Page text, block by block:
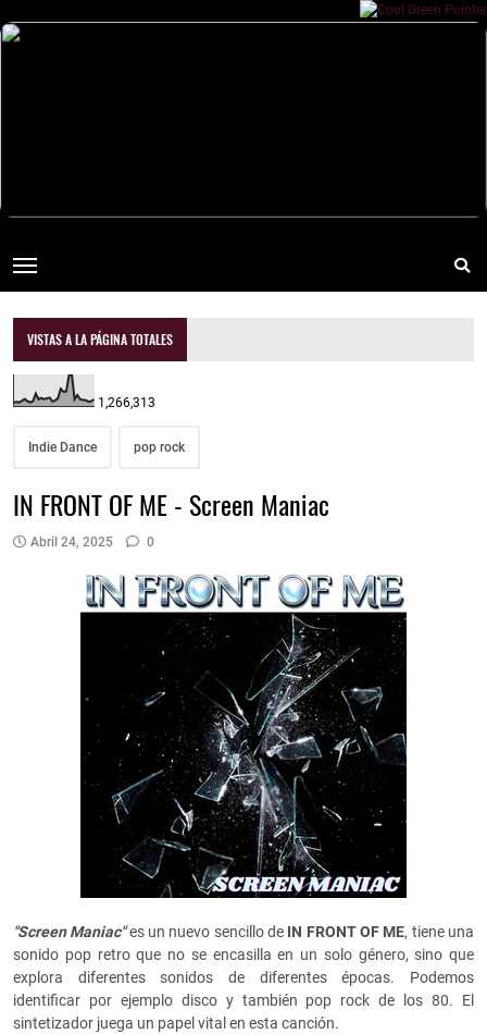
VISTAS A LA PÁGINA TOTALES
1,266,313
Indie Dance pop rock
IN FRONT OF ME - Screen Maniac
Abril 24, 2025 0
"Screen Maniac"es un nuevo sencillo de IN FRONT OF ME, tiene una
sonido pop retro que no se encasilla en un solo género, sino que
explora diferentes sonidos de diferentes épocas. Podemos
identificar por ejemplo disco y también pop rock de los 80. El
sintetizador juega un papel vital en esta canción.